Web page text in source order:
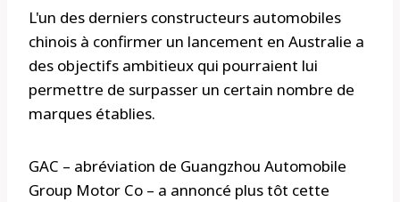
L'un des derniers constructeurs automobiles
chinois à confirmer un lancement en Australie a
des objectifs ambitieux qui pourraient lui
permettre de surpasser un certain nombre de
marques établies.
GAC – abréviation de Guangzhou Automobile
Group Motor Co – a annoncé plus tôt cette